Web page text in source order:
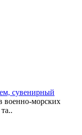
сувенирный
морских